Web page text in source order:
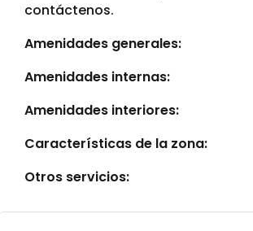
contáctenos.
Amenidades generales:
Amenidades internas:
Amenidades interiores:
Características de la zona:
Otros servicios: